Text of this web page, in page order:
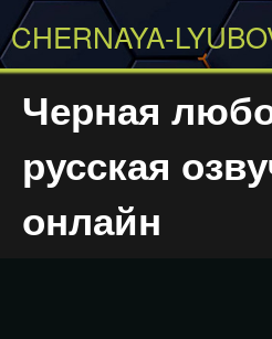
CHERNAYA-
Черная
русская
онлайн